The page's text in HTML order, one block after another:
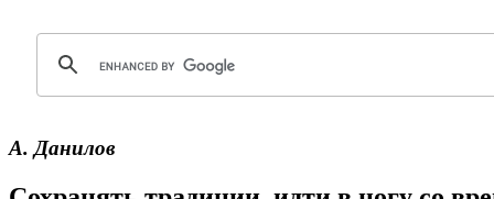
А. Данилов